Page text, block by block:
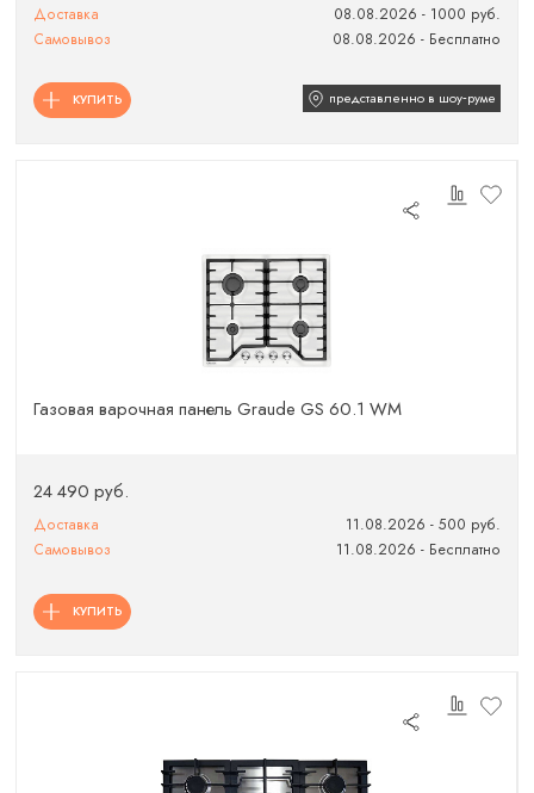
Доставка
08.08.2026 - 1000 руб.
Самовывоз
08.08.2026 - Бесплатно
КУПИТЬ представленно в шоу‑руме
Газовая варочная панель Graude GS 60.1 WM
24 490 руб.
Доставка
11.08.2026 - 500 руб.
Самовывоз
11.08.2026 - Бесплатно
КУПИТЬ